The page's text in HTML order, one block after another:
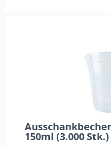
150ml (3.000 Stk.)